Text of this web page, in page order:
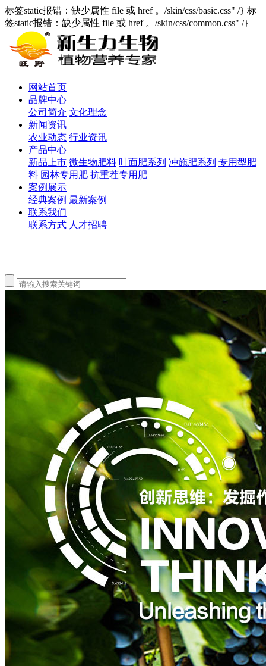
标签static报错：缺少属性 file 或 href 。/skin/css/basic.css" /} 标
签static报错：缺少属性 file 或 href 。/skin/css/common.css" /}
网站首页
品牌中心
公司简介 文化理念
新闻资讯
农业动态 行业资讯
产品中心
新品上市 微生物肥料 叶面肥系列 冲施肥系列 专用型肥
料 园林专用肥 抗重茬专用肥
案例展示
经典案例 最新案例
联系我们
联系方式 人才招聘